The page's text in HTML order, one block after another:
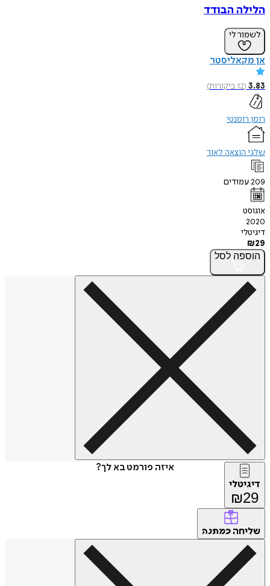
הלילה הבודד
לשמור לי
אן מקאליסטר
3.83
(
12ביקורות)
רומן רומנטי
שלגי הוצאה לאור
209עמודים
אוגוסט
2020
דיגיטלי
₪29
הוספה לסל
איזה פורמט בא לך?
דיגיטלי
₪29
שליחה כמתנה